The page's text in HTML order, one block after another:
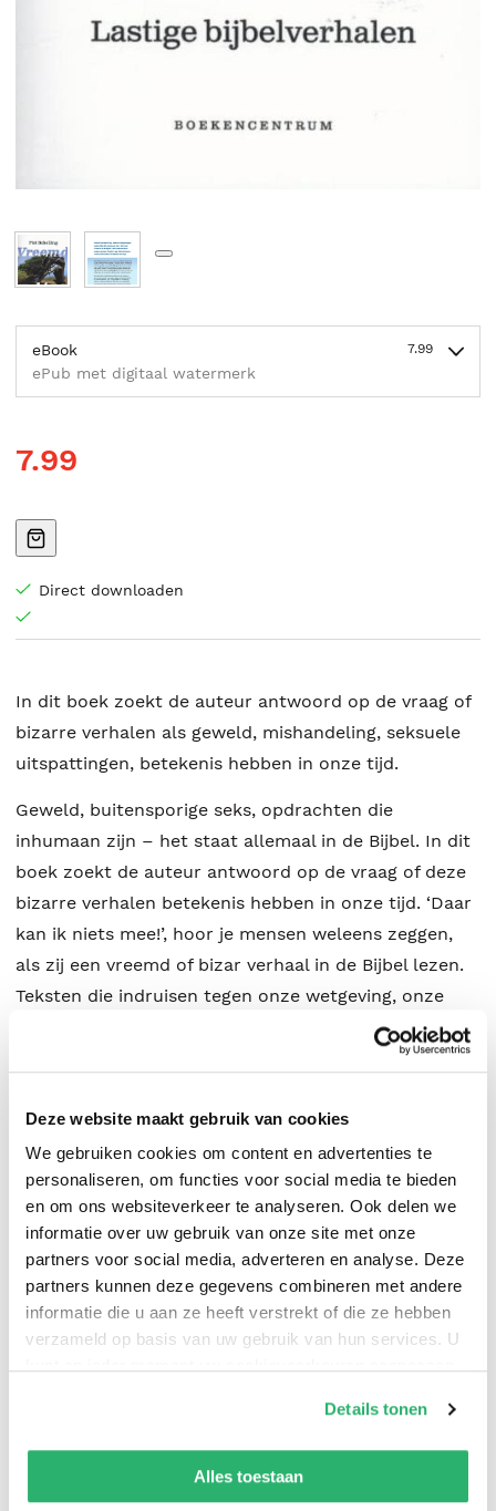
Deze website maakt gebruik van cookies
We gebruiken cookies om content en advertenties te
personaliseren, om functies voor social media te bieden
en om ons websiteverkeer te analyseren. Ook delen we
informatie over uw gebruik van onze site met onze
partners voor social media, adverteren en analyse. Deze
partners kunnen deze gegevens combineren met andere
informatie die u aan ze heeft verstrekt of die ze hebben
verzameld op basis van uw gebruik van hun services. U
kunnen ontvangen en verwerken.
Details tonen
Alles toestaan
eBook 7.99
ePub met digitaal watermerk
7.99
Direct downloaden
In dit boek zoekt de auteur antwoord op de vraag of
bizarre verhalen als geweld, mishandeling, seksuele
uitspattingen, betekenis hebben in onze tijd.
Geweld, buitensporige seks, opdrachten die
inhumaan zijn – het staat allemaal in de Bijbel. In dit
boek zoekt de auteur antwoord op de vraag of deze
bizarre verhalen betekenis hebben in onze tijd. ‘Daar
kan ik niets mee!’, hoor je mensen weleens zeggen,
als zij een vreemd of bizar verhaal in de Bijbel lezen.
Teksten die indruisen tegen onze wetgeving, onze
normen en waarden, onze rechtsorde, onze
humaniteit. Verhalen over geweld, seks, straf,
raad mee, zeker niet als God daarin een rol speelt.
Moeten we zulke teksten negeren, doodzwijgen? Of
zoeken we naar een uitleg waar we in onze tijd wél
mee uit de voeten kunnen? Dat laatste doet Piet
Schelling in dit boek. Hij ontvouwt een aantal van
zulke buitenissige teksten. Hij strijkt de ruwe teksten
niet glad, maar probeert ze naar een niveau te
brengen waarop ze tot spreken komen in onze tijd.
Een spannende exercitie die verrassende en
Piet Schelling.